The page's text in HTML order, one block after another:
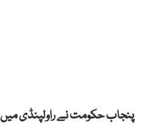
پنجاب حکومت نے راولپنڈی میں 8 روز کیلئے دفعہ 144 نافذ کر دی ہے۔